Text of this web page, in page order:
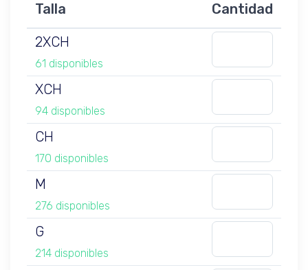
Talla
Cantidad
2XCH
61 disponibles
XCH
94 disponibles
CH
170 disponibles
M
276 disponibles
G
214 disponibles